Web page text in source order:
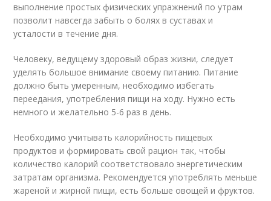
выполнение простых физических упражнений по утрам
позволит навсегда забыть о болях в суставах и
усталости в течение дня.
Человеку, ведущему здоровый образ жизни, следует
уделять большое внимание своему питанию. Питание
должно быть умеренным, необходимо избегать
переедания, употребления пищи на ходу. Нужно есть
немного и желательно 5-6 раз в день.
Необходимо учитывать калорийность пищевых
продуктов и формировать свой рацион так, чтобы
количество калорий соответствовало энергетическим
затратам организма. Рекомендуется употреблять меньше
жареной и жирной пищи, есть больше овощей и фруктов.